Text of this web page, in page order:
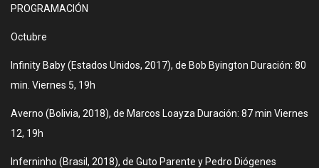
PROGRAMACIÓN
Octubre
Infinity Baby (Estados Unidos, 2017), de Bob Byington Duración: 80
min. Viernes 5, 19h
Averno (Bolivia, 2018), de Marcos Loayza Duración: 87 min Viernes
12, 19h
Inferninho (Brasil, 2018), de Guto Parente y Pedro Diógenes